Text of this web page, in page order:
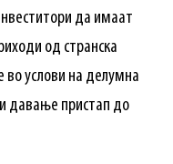
да имаат
од странска
во услови на делумна
давање пристап до